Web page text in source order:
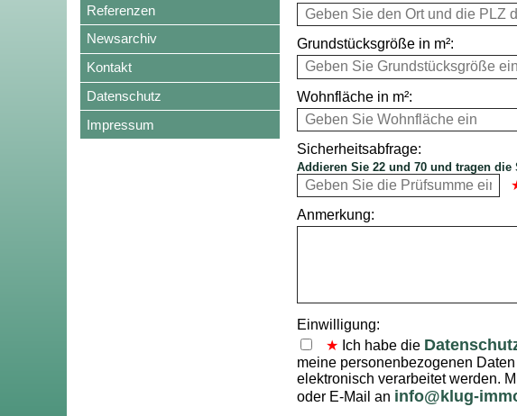
Referenzen
Newsarchiv
Kontakt
Datenschutz
Impressum
Grundstücksgröße in m²:
Wohnfläche in m²:
Sicherheitsabfrage:
Addieren Sie 22 und 70 und tragen die
Anmerkung:
Einwilligung:
Ich habe die
meine personenbezogenen
elektronisch verarbeitet werden.
oder E-Mail an info@klug-